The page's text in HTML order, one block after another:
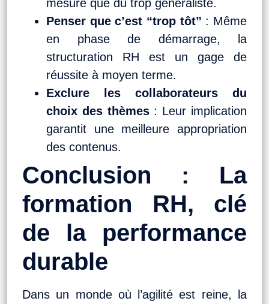
mesure que du trop généraliste.
Penser que c’est “trop tôt” : Même
en phase de démarrage, la
structuration RH est un gage de
réussite à moyen terme.
Exclure les collaborateurs du
choix des thèmes: Leur implication
garantit une meilleure appropriation
des contenus.
Conclusion : La
formation RH, clé
de la performance
durable
Dans un monde où l’agilité est reine, la